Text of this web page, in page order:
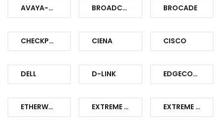
AVAYA-NORTEL BROADCOM BROCADE
CHECKPOINT CIENA CISCO
DELL D-LINK EDGECORE
ETHERWAN EXTREME NETWORKS EXTREME NETWORKS